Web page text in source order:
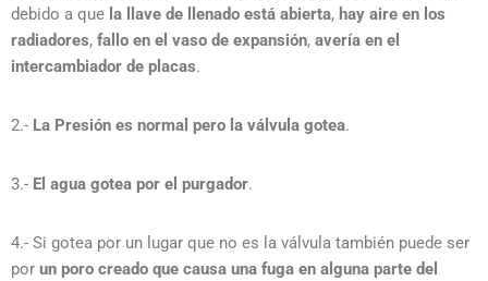
debido a que la llave de llenado está abierta, hay aire en los
radiadores, fallo en el vaso de expansión, avería en el
intercambiador de placas.
2.- La Presión es normal pero la válvula gotea.
3.- El agua gotea por el purgador.
4.- Si gotea por un lugar que no es la válvula también puede ser
por un poro creado que causa una fuga en alguna parte del